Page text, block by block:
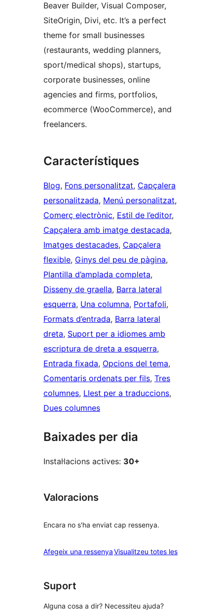
Beaver Builder, Visual Composer,
SiteOrigin, Divi, etc. It’s a perfect
theme for small businesses
(restaurants, wedding planners,
sport/medical shops), startups,
corporate businesses, online
agencies and firms, portfolios,
ecommerce (WooCommerce), and
freelancers.
Característiques
Blog, Fons personalitzat, Capçalera
personalitzada, Menú personalitzat
Comerç electrònic, Estil de l’editor
Capçalera amb imatge destacada
Imatges destacades, Capçalera
flexible, Ginys del peu de pàgina
Plantilla d’amplada completa
Disseny de graella, Barra lateral
esquerra, Una columna, Portafoli
Formats d’entrada, Barra lateral
dreta, Suport per a idiomes amb
escriptura de dreta a esquerra
Entrada fixada, Opcions del tema
Comentaris ordenats per fils, Tres
columnes, Llest per a traduccions
Dues columnes
Baixades per dia
Instal·lacions actives: 30+
Valoracions
Encara no s'ha enviat cap ressenya.
Afegeix una ressenyaVisualitzeu totes lesressenyes
Suport
Alguna cosa a dir? Necessiteu ajuda?